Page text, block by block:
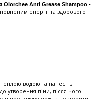
Anti Grease Shampoo -
енергії та здорового
водою та нанесіть
утворення піни, після чого